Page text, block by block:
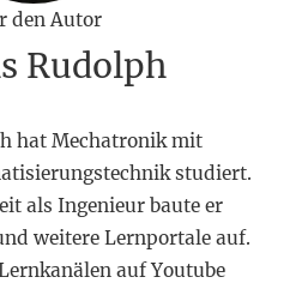
den Autor
Rudolph
hat Mechatronik mit
studiert.
als Ingenieur baute er
weitere Lernportale auf.
auf Youtube